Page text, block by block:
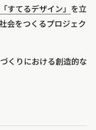
「すてるデザイン」 を立
会をつくるプロジェク
くりにおける創造的な